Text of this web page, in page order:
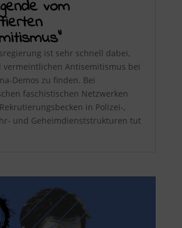
vom
ist sehr schnell dabei,
vermeintlichen Antisemitismus bei
Demos zu finden. Bei
faschistischen Netzwerken
in Polizei-,
und Geheimdienststrukturen tut